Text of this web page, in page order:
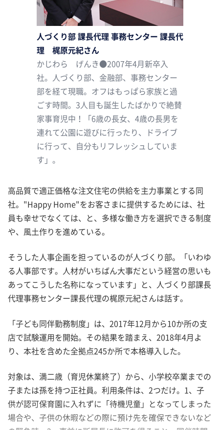
人づくり部 課長代理 事務センター 課長代
理 梶原元紀さん
かじわら げんき●2007年4月新卒入
社。人づくり部、金融部、事務センター
部を経て現職。オフはもっぱら家族と過
ごす時間。3人目も誕生したばかりで絶賛
家事育児中！「6歳の長女、4歳の長男を
連れて公園に遊びに行ったり、ドライブ
に行って、自分もリフレッシュしていま
す」。
高品質で適正価格な注文住宅の供給を主力事業とする同
社。"Happy Home"をお客さまに提供するためには、社
員も幸せでなくては、と、多様な働き方を選択できる制度
や、風土作りを進めている。
そうした人事企画を担っているのが人づくり部。「いわゆ
る人事部です。人材がいちばん大事だという経営の思いも
あってこうした名称になっています」と、人づくり部課長
代理事務センター課長代理の梶原元紀さんは話す。
「子ども同伴勤務制度」は、2017年12月から10か所の支
店で試験運用を開始。その結果を踏まえ、2018年4月よ
り、本社を含めた全拠点245か所で本格導入した。
対象は、満二歳（育児休業終了）から、小学校卒業までの
子または孫を持つ正社員。利用条件は、2つだけ。1、子
供が認可保育園に入れずに「待機児童」となってしまった
場合や、子供の休暇などの際に預け先を確保できないなど